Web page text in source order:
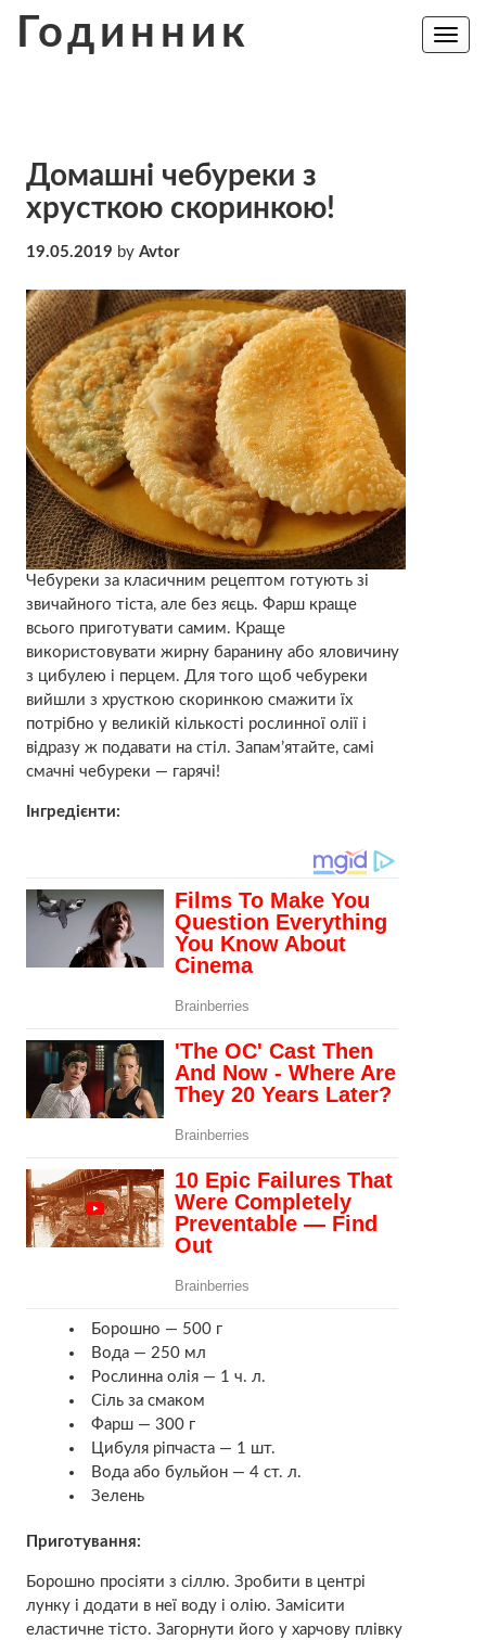
Годинник
Toggle
Домашні чебуреки з
хрусткою скоринкою!
19.05.2019 by Avtor
Чебуреки за класичним рецептом готують зі
звичайного тіста, але без яєць. Фарш краще
всього приготувати самим. Краще
використовувати жирну баранину або яловичину
з цибулею і перцем. Для того щоб чебуреки
вийшли з хрусткою скоринкою смажити їх
потрібно у великій кількості рослинної олії і
відразу ж подавати на стіл. Запам’ятайте, самі
смачні чебуреки — гарячі!
Інгредієнти:
Борошно — 500 г
Вода — 250 мл
Рослинна олія — 1 ч. л.
Сіль за смаком
Фарш — 300 г
Цибуля ріпчаста — 1 шт.
Вода або бульйон — 4 ст. л.
Зелень
Приготування:
Борошно просіяти з сіллю. Зробити в центрі
лунку і додати в неї воду і олію. Замісити
еластичне тісто. Загорнути його у харчову плівку